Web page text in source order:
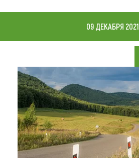
Карта
Что привезти (сувениры)
О регионе
Коллекция впечатлений
Другие рубрики
09 ДЕКАБРЯ 2021